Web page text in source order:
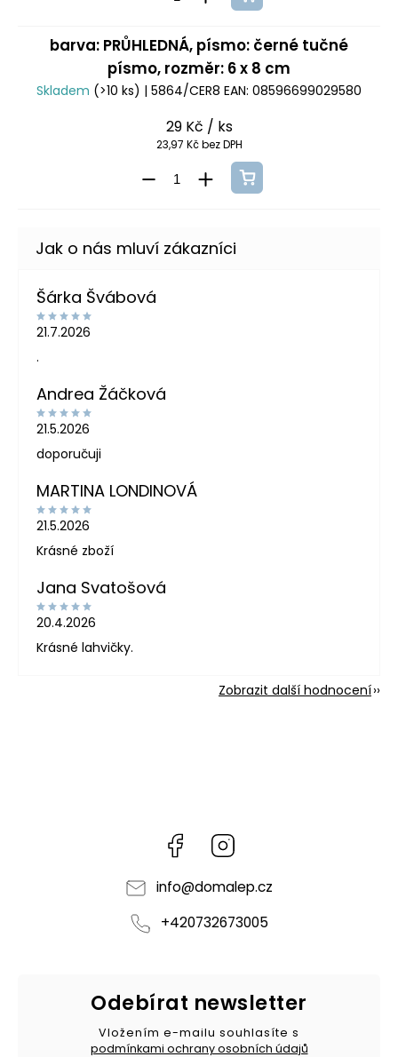
barva: PRŮHLEDNÁ, písmo: černé tučné
písmo, rozměr: 6 x 8 cm
Skladem (>10 ks) | 5864/CER8 EAN: 08596699029580
29 Kč / ks
23,97 Kč bez DPH
Šárka Švábová
21.7.2026
.
Andrea Žáčková
21.5.2026
doporučuji
MARTINA LONDINOVÁ
21.5.2026
Krásné zboží
Jana Svatošová
20.4.2026
Krásné lahvičky.
Zobrazit další hodnocení
Facebook
info@domalep.cz
+420732673005
Odebírat newsletter
Vložením e-mailu souhlasíte s
podmínkami ochrany osobních údajů